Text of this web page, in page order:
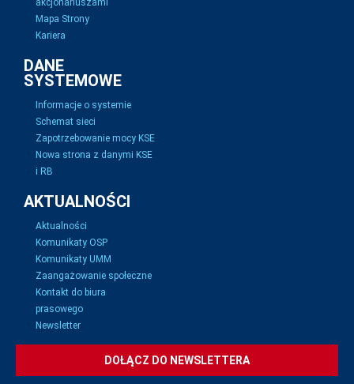
akcjonariuszami
Mapa Strony
Kariera
DANE
SYSTEMOWE
Informacje o systemie
Schemat sieci
Zapotrzebowanie mocy KSE
Nowa strona z danymi KSE
i RB
AKTUALNOŚCI
Aktualności
Komunikaty OSP
Komunikaty UMM
Zaangażowanie społeczne
Kontakt do biura
prasowego
Newsletter
DOŁĄCZ DO NEWSLETTERA